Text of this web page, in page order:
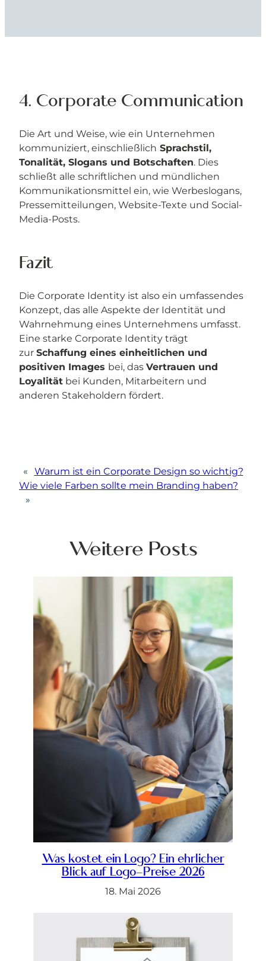
4. Corporate Communication
Die Art und Weise, wie ein Unternehmen
kommuniziert, einschließlich Sprachstil,
Tonalität, Slogans und Botschaften. Dies
schließt alle schriftlichen und mündlichen
Kommunikationsmittel ein, wie Werbeslogans,
Pressemitteilungen, Website-Texte und Social-
Media-Posts.
Fazit
Die Corporate Identity ist also ein umfassendes
Konzept, das alle Aspekte der Identität und
Wahrnehmung eines Unternehmens umfasst.
Eine starke Corporate Identity trägt
zur Schaffung eines einheitlichen und
positiven Images bei, das Vertrauen und
Loyalität bei Kunden, Mitarbeitern und
anderen Stakeholdern fördert.
«
Warum ist ein Corporate Design so wichtig?
Wie viele Farben sollte mein Branding haben?
»
Weitere Posts
Was kostet ein Logo? Ein ehrlicher
Blick auf Logo-Preise 2026
18. Mai 2026